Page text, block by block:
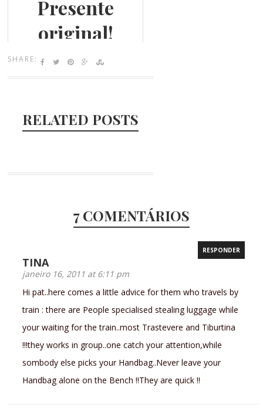
Presente
original!
SHARE:
RELATED POSTS
7 COMENTÁRIOS
TINA
janeiro 16, 2011 at 6:11 pm
RESPONDER
Hi pat..here comes a little advice for them who travels by
train : there are People specialised stealing luggage while
your waiting for the train..most Trastevere and Tiburtina
!!!they works in group..one catch your attention,while
sombody else picks your Handbag..Never leave your
Handbag alone on the Bench !!They are quick !!